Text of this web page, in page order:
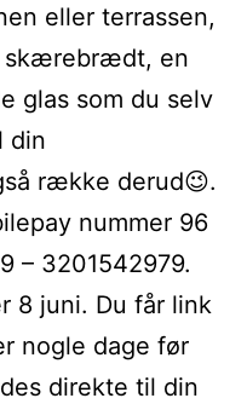
eller terrassen,
skærebrædt, en
glas som du selv
din
række derud😉.
nummer 96
– 3201542979.
8 juni. Du får link
nogle dage før
direkte til din